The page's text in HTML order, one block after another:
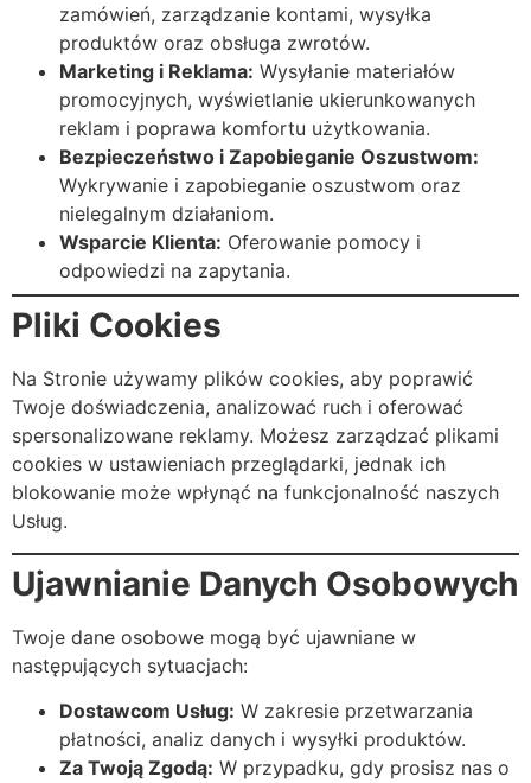
zamówień, zarządzanie kontami, wysyłka
produktów oraz obsługa zwrotów.
Marketing i Reklama: Wysyłanie materiałów
promocyjnych, wyświetlanie ukierunkowanych
reklam i poprawa komfortu użytkowania.
Bezpieczeństwo i Zapobieganie Oszustwom:
Wykrywanie i zapobieganie oszustwom oraz
nielegalnym działaniom.
Wsparcie Klienta: Oferowanie pomocy i
odpowiedzi na zapytania.
Pliki Cookies
Na Stronie używamy plików cookies, aby poprawić
Twoje doświadczenia, analizować ruch i oferować
spersonalizowane reklamy. Możesz zarządzać plikami
cookies w ustawieniach przeglądarki, jednak ich
blokowanie może wpłynąć na funkcjonalność naszych
Usług.
Ujawnianie Danych Osobowych
Twoje dane osobowe mogą być ujawniane w
następujących sytuacjach:
Dostawcom Usług: W zakresie przetwarzania
płatności, analiz danych i wysyłki produktów.
Za Twoją Zgodą: W przypadku, gdy prosisz nas o